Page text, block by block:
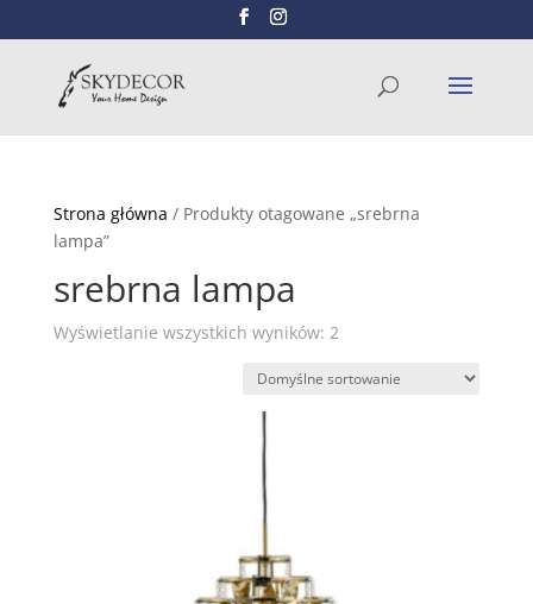
Strona główna / Produkty otagowane „srebrna
lampa”
srebrna lampa
Wyświetlanie wszystkich wyników: 2